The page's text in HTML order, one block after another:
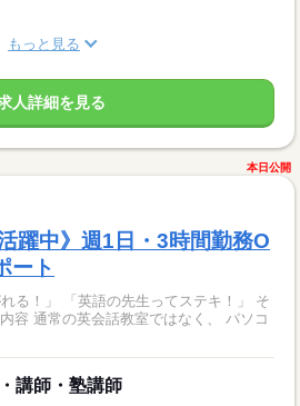
もっと見る
人詳細を見る
本日公開
躍中》週1日・3時間勤務O
ート
る！」 「英語の先生ってステキ！」 そ
講師・塾講師